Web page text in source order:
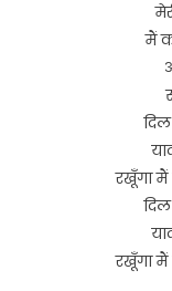
मैं
रखूँगा मैं
रखूँगा मैं